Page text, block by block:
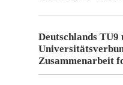
Deutschlands TU9
Zusammenarbeit